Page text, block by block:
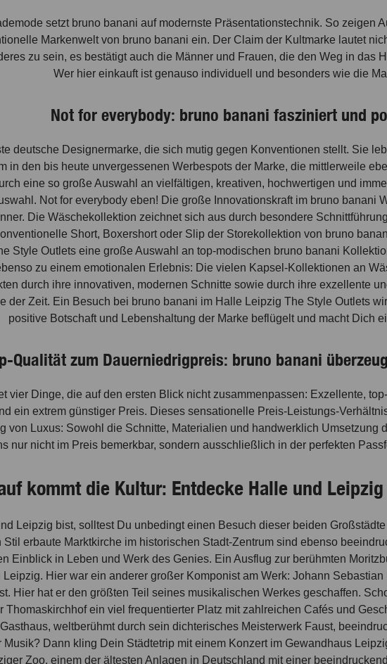
setzt bruno banani auf modernste Präsentationstechnik. So
Markenwelt von bruno banani ein. Der Claim der Kultmarke lautet
zu sein, es bestätigt auch die Männer und Frauen, die den Weg in das
Wer hier einkauft ist genauso individuell und besonders wie die
Not for everybody: bruno banani fasziniert und
deutsche Designermarke, die sich mutig gegen Konventionen stellt. Sie
in den bis heute unvergessenen Werbespots der Marke, die mittlerweile
eine so große Auswahl an vielfältigen, kreativen, hochwertigen und
Not for everybody eben! Die große Innovationskraft im bruno
Die Wäschekollektion zeichnet sich aus durch besondere
Short, Boxershort oder Slip der Storekollektion von bruno
Style Outlets eine große Auswahl an top-modischen bruno banani
zu einem emotionalen Erlebnis: Die vielen Kapsel-Kollektionen an
durch ihre innovativen, modernen Schnitte sowie durch ihre exzellente
der Zeit. Ein Besuch bei bruno banani im Halle Leipzig The Style Outlets
positive Botschaft und Lebenshaltung der Marke beflügelt und macht Dich
Qualität zum Dauerniedrigpreis: bruno banani
vier Dinge, die auf den ersten Blick nicht zusammenpassen: Exzellente,
ein extrem günstiger Preis. Dieses sensationelle Preis-Leistungs-
von Luxus: Sowohl die Schnitte, Materialien und handwerklich
nur nicht im Preis bemerkbar, sondern ausschließlich in der perfekten
kommt die Kultur: Entdecke Halle und
Leipzig bist, solltest Du unbedingt einen Besuch dieser beiden
erbaute Marktkirche im historischen Stadt-Zentrum sind ebenso
Einblick in Leben und Werk des Genies. Ein Ausflug zur berühmten
Hier war ein anderer großer Komponist am Werk: Johann
Hier hat er den größten Teil seines musikalischen Werkes geschaffen.
Thomaskirchhof ein viel frequentierter Platz mit zahlreichen Cafés und
weltberühmt durch sein dichterisches Meisterwerk Faust,
Dann kling Dein Städtetrip mit einem Konzert im Gewandhaus
Zoo, einem der ältesten Anlagen in Deutschland mit einer